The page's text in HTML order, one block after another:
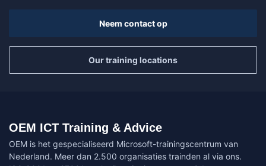
Neem contact op
Our training locations
OEM ICT Training & Advice
OEM is het gespecialiseerd Microsoft-trainingscentrum van
Nederland. Meer dan 2.500 organisaties trainden al via ons.